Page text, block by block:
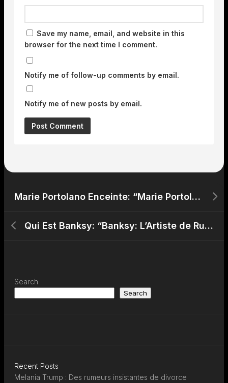
Save my name, email, and website in this
browser for the next time I comment.
Notify me of follow-up comments by email.
Notify me of new posts by email.
Marie Portolano Enceinte: “Marie Portolano Annonce Sa Grossesse: Un Moment de Joiepour la Journaliste”
Qui Est Banksy: “Banksy: L’Artiste de Rue au Visage Inconnu qui Bouleverse l’Art Urbain”
Search
Search
Recent Posts
Melania Trump : Des rumeurs insistantes de divorce